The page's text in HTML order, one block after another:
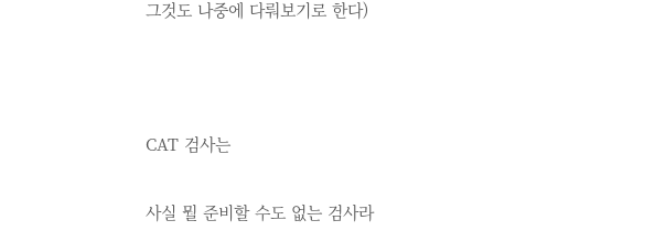
그것도 나중에 다뤄보기로 한다)
CAT 검사는
사실 뭘 준비할 수도 없는 검사라